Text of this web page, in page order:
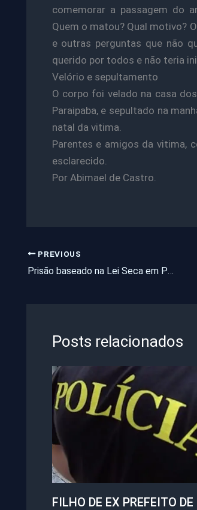
comemorar a passagem do
Quem o matou? Qual motivo?
e outras perguntas que não
querido por todos e não teria
Velório e sepultamento
O corpo foi velado na casa
Paraipaba, e sepultado na
natal da vitima.
Parentes e amigos da vitima,
esclarecido.
Por Abimael de Castro.
PREVIOUS
Prisão baseado na Lei Seca em Pentecoste
Posts relacionados
FILHO DE EX PREFEITO DE